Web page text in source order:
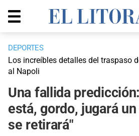
DEPORTES
Los increíbles detalles del traspaso
al Napoli
Una fallida
está, gordo, jugará
se retirará"